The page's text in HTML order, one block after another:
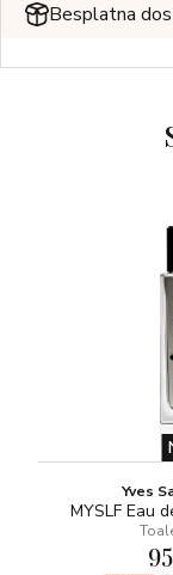
Besplatna
Yves
MYSLF Eau